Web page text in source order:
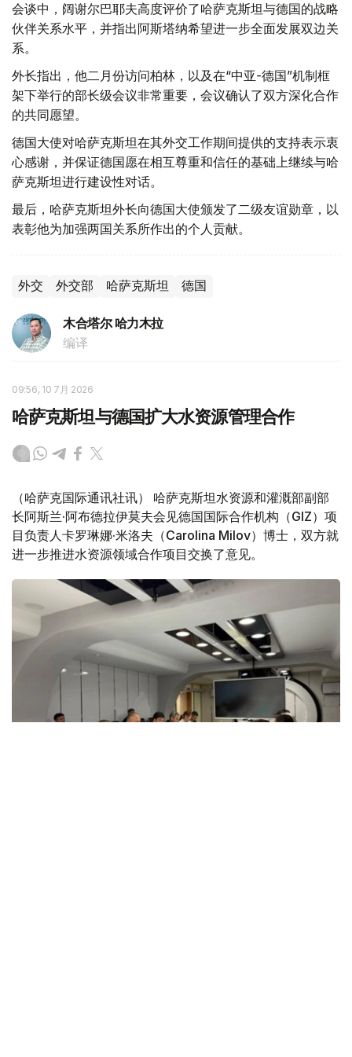
会谈中，阔谢尔巴耶夫高度评价了哈萨克斯坦与德国的战略
伙伴关系水平，并指出阿斯塔纳希望进一步全面发展双边关
系。
外长指出，他二月份访问柏林，以及在“中亚-德国”机制框
架下举行的部长级会议非常重要，会议确认了双方深化合作
的共同愿望。
德国大使对哈萨克斯坦在其外交工作期间提供的支持表示衷
心感谢，并保证德国愿在相互尊重和信任的基础上继续与哈
萨克斯坦进行建设性对话。
最后，哈萨克斯坦外长向德国大使颁发了二级友谊勋章，以
表彰他为加强两国关系所作出的个人贡献。
外交 外交部 哈萨克斯坦 德国
木合塔尔 哈力木拉
编译
09:56, 10 7月 2026
哈萨克斯坦与德国扩大水资源管理合作
（哈萨克国际通讯社讯） 哈萨克斯坦水资源和灌溉部副部
长阿斯兰·阿布德拉伊莫夫会见德国国际合作机构（GIZ）项
目负责人卡罗琳娜·米洛夫（Carolina Milov）博士，双方就
进一步推进水资源领域合作项目交换了意见。